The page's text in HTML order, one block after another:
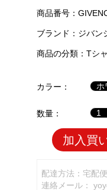
商品番号：
ブランド： ジバン
商品の分類： Tシ
カラー：
数量：
加入買
配達方法：宅配便
連絡メール：